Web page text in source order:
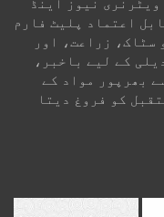
نیوز اینڈ
اعتماد پلیٹ فارم
سٹاک، زراعت، اور
کے لیے باخبر،
بھرپور مواد کے
کو فروغ دیتا